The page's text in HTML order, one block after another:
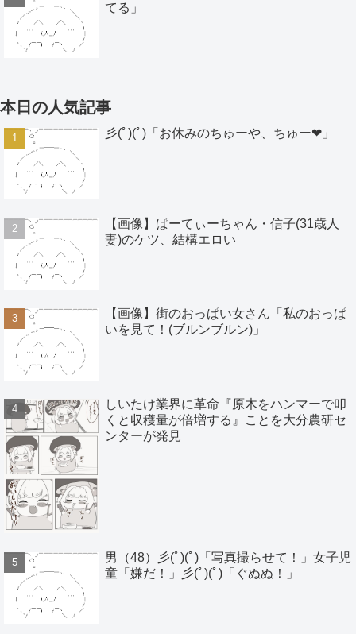
てる」
本日の人気記事
彡(ﾟ)(ﾟ)「お休みのちゅーや、ちゅー❤」
【画像】ぱーてぃーちゃん・信子(31歳人
妻)のケツ、結構エロい
【画像】街のおっぱい女さん「私のおっぱ
いを見て！(ブルンブルン)」
しいたけ業界に革命『原木をハンマーで叩
くと収穫量が倍増する』ことを大分農研セ
ンターが発見
男（48）彡(ﾟ)(ﾟ)「写真撮らせて！」女子児
童「嫌だ！」彡(ﾟ)(ﾟ)「ぐぬぬ！」